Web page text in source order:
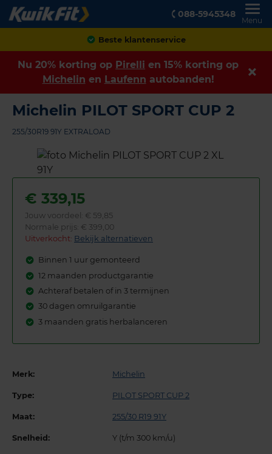
088-5945348
Menu
Achteraf betalen
Nu 20% korting op Pirelli en 15% korting op
Michelin en Laufenn autobanden!
Michelin PILOT SPORT CUP 2
255/30R19 91Y EXTRALOAD
€ 339,15
Jouw voordeel: € 59,85
Normale prijs: € 399,00
Uitverkocht: Bekijk alternatieven
Binnen 1 uur gemonteerd
12 maanden productgarantie
Achteraf betalen of in 3 termijnen
30 dagen omruilgarantie
3 maanden gratis herbalanceren
Merk: Michelin
Type: PILOT SPORT CUP 2
Maat: 255/30 R19 91Y
Snelheid: Y (t/m 300 km/u)